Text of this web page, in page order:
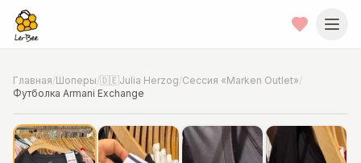
Главная/Шоперы/🇩🇪Julia Herzog/Сессия «Marken Outlet»/
Футболка Armani Exchange
📍Фото от шопера·Hannover